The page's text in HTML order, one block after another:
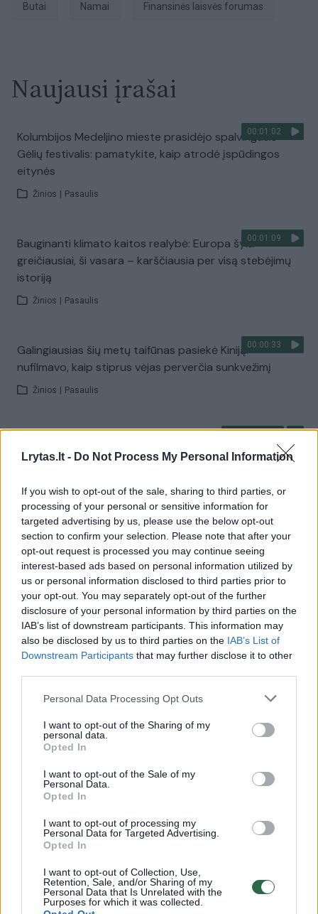
Lrytas.lt - Do Not Process My Personal Information
If you wish to opt-out of the sale, sharing to third parties, or
processing of your personal or sensitive information for
targeted advertising by us, please use the below opt-out
section to confirm your selection. Please note that after your
opt-out request is processed you may continue seeing
interest-based ads based on personal information utilized by
us or personal information disclosed to third parties prior to
your opt-out. You may separately opt-out of the further
disclosure of your personal information by third parties on the
IAB’s list of downstream participants. This information may
also be disclosed by us to third parties on the IAB’s List of
Downstream Participants that may further disclose it to other
Personal Data Processing Opt Outs
I want to opt-out of the Sharing of my
personal data.
Opted In
I want to opt-out of the Sale of my
Personal Data.
Opted In
I want to opt-out of processing my
Personal Data for Targeted Advertising.
Opted In
I want to opt-out of Collection, Use,
Retention, Sale, and/or Sharing of my
Personal Data that Is Unrelated with the
Purposes for which it was collected.
Butai Namai Finansinės laisvės forumas
Naujausi įrašai
00:01:02
Kolumbijos Medeljino mieste prasidėjo spalvingasis
Gėlių festivalis: pamatykite, kaip atrodė įspūdingos
eitynės
Žinios Pasaulis
00:01:09
Bauginanti klimato kaitos realybė: Europa šyla
greičiausiai, ši vasara – karščiausia per visą stebėjimų
istoriją
Žinios Pasaulis
00:00:33
Galingiausias šių metų taifūnas pasiekė Kiniją:
nufilmavo, kaip stiprus vėjas perverčia sunkvežimį
Žinios Pasaulis
peržiūrėti gynybos susitarimą
Visi įrašai
Žiūrimiausi įrašai
00:00:30
Vaizdai iš tragiškos avarijos Vilniaus r.: dviejų moterų ir
vaiko gyvybių išgelbėti nepavyko
00:00:57
Savaitės vidurys nusimato karštas: temperatūra kils iki
32 laipsnių šilumos
Žinios | Orai
00:15:54
V. Zalužno pasisakymą laiko bandymu įsitvirtinti
Ukrainos politikoje: jis yra neteisus